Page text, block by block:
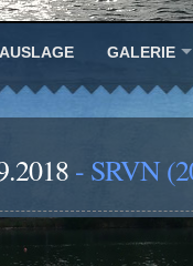
AUSLAGE GALERIE
- SRVN